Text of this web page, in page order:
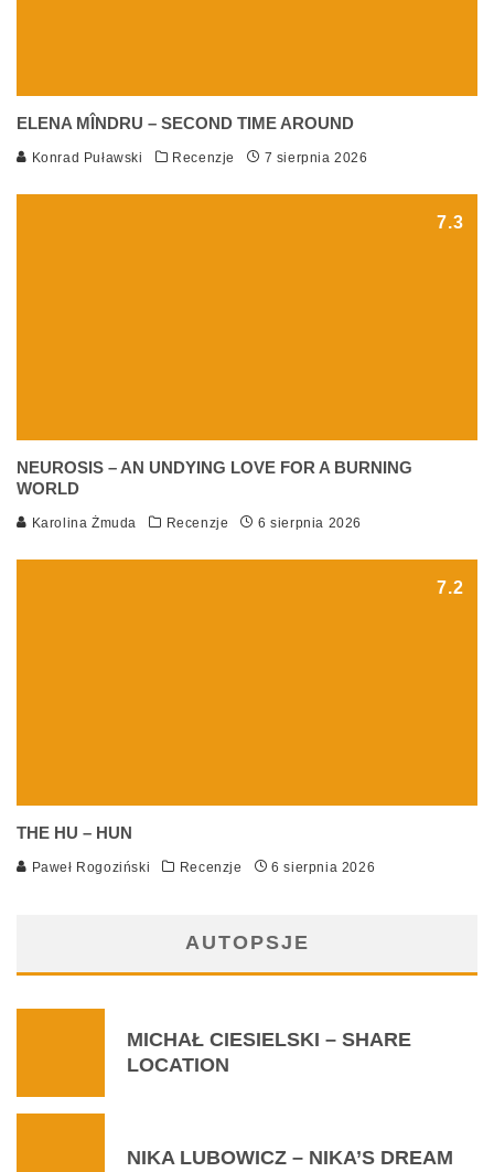
ELENA MÎNDRU – SECOND TIME AROUND
Konrad Puławski Recenzje 7 sierpnia 2026
7.3
NEUROSIS – AN UNDYING LOVE FOR A BURNING
WORLD
Karolina Żmuda Recenzje 6 sierpnia 2026
7.2
THE HU – HUN
Paweł Rogoziński Recenzje 6 sierpnia 2026
AUTOPSJE
MICHAŁ CIESIELSKI – SHARE
LOCATION
NIKA LUBOWICZ – NIKA’S DREAM